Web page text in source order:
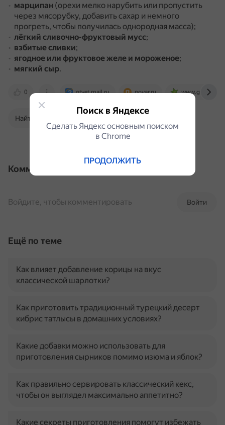
марципан (орехи мелко нарубить или пропустить
через мясорубку, добавить сахар и немного
прогреть, чтобы получилась однородная масса);
лёгкий сливочно-фруктовый мусс;
взбитые сливки;
ягодное или фруктовое желе и мороженое;
мягкий сыр.
0 otvet.mail.ru povar.ru
Найти в Поиске
Комментарии
Войти
Войдите, чтобы комментировать
Ещё по теме
Как влияет добавление корицы на вкус
классической шарлотки?
Как приготовить традиционный турецкий десерт
кибрис татлысы в домашних условиях?
Какие добавки можно использовать для
приготовления сырников помимо изюма и яблок?
Как правильно сервировать классический кекс,
чтобы он выглядел максимально аппетитно?
Какие секреты приготовления помогут избежать
Поиск в Яндексе
Сделать Яндекс основным поиском
в Сhrome
ПРОДОЛЖИТЬ